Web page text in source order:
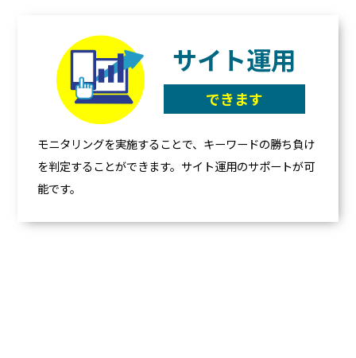
サイト運用
できます
モニタリングを実施することで、キーワードの勝ち負け
を判定することができます。サイト運用のサポートが可
能です。